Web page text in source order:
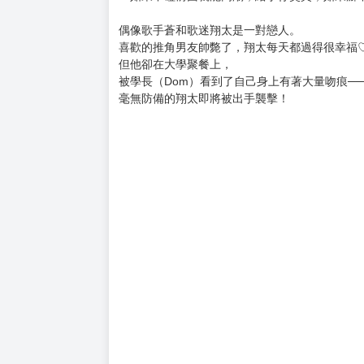
偶像歌手蒼和歌迷翔太是一對戀人。
喜歡的推角男友帥斃了，翔太每天都過得很幸
但他卻在大學聚餐上，
被學長（Dom）看到了自己身上有著大量吻痕
毫無防備的翔太即將被出手襲擊！